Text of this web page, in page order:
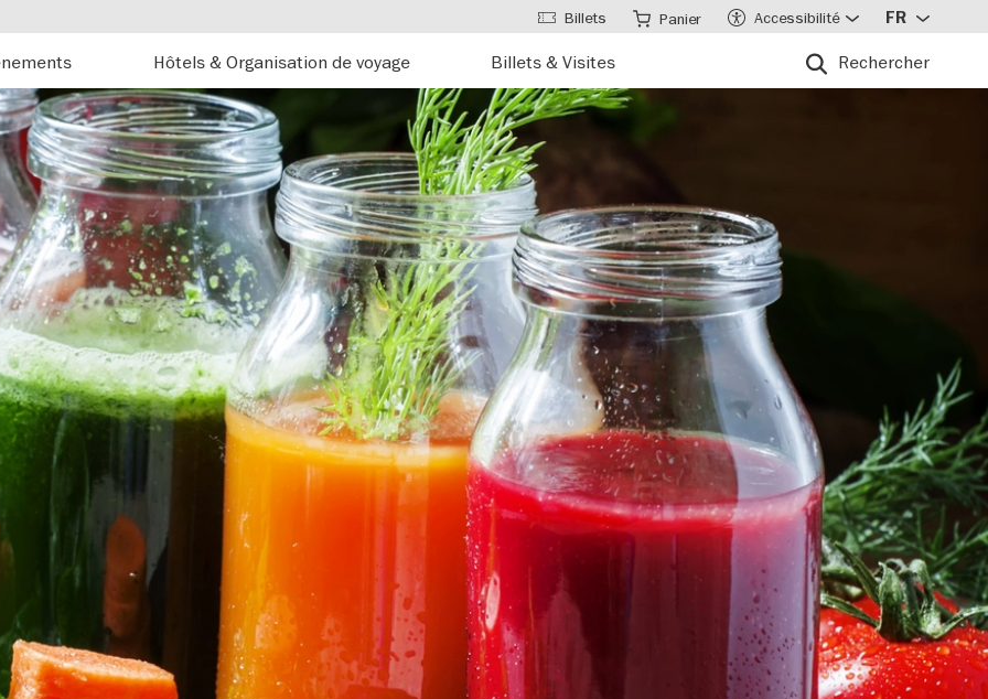
Hôtels & Organisation de voyage Billets & Visites Rechercher
Billets Panier Accessibilité FR